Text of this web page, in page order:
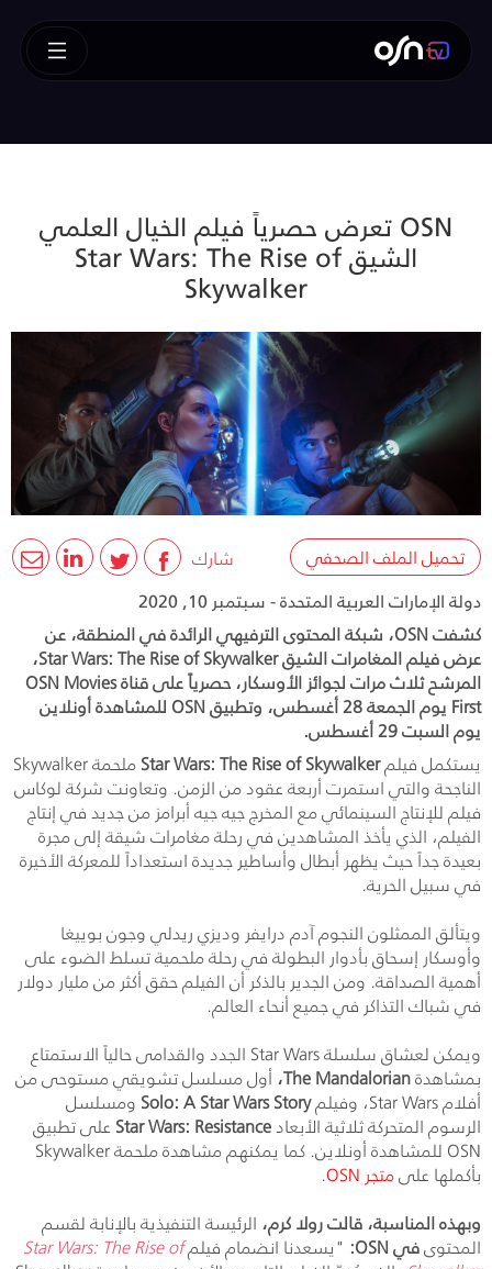
OSN تعرض حصرياً فيلم الخيال العلمي
الشيق Star Wars: The Rise of
Skywalker
شارك
تحميل الملف الصحفي
دولة الإمارات العربية المتحدة - سبتمبر 10, 2020
كشفت OSN، شبكة المحتوى الترفيهي الرائدة في المنطقة، عن
عرض فيلم المغامرات الشيق Star Wars: The Rise of Skywalker،
المرشح ثلاث مرات لجوائز الأوسكار، حصرياً على قناة OSN Movies
First يوم الجمعة 28 أغسطس، وتطبيق OSN للمشاهدة أونلاين
يوم السبت 29 أغسطس.
يستكمل فيلمStar Wars: The Rise of SkywalkerملحمةSkywalker
الناجحة والتي استمرت أربعة عقود من الزمن. وتعاونت شركة لوكاس
فيلم للإنتاج السينمائي مع المخرج جيه جيه أبرامز من جديد في إنتاج
الفيلم، الذي يأخذ المشاهدين في رحلة مغامرات شيقة إلى مجرة
بعيدة جداً حيث يظهر أبطال وأساطير جديدة استعداداً للمعركة الأخيرة
في سبيل الحرية.
ويتألق الممثلون النجوم آدم درايفر وديزي ريدلي وجون بوييغا
وأوسكار إسحاق بأدوار البطولة في رحلة ملحمية تسلط الضوء على
أهمية الصداقة. ومن الجدير بالذكر أن الفيلم حقق أكثر من مليار دولار
في شباك التذاكر في جميع أنحاء العالم.
ويمكن لعشاق سلسلةStar Warsالجدد والقدامى حالياً الاستمتاع
بمشاهدةThe Mandalorian،أول مسلسل تشويقي مستوحى من
أفلامStar Wars، وفيلمSolo: A Star Wars Storyومسلسل
الرسوم المتحركة ثلاثية الأبعادStar Wars: Resistanceعلى تطبيق
OSNللمشاهدة أونلاين. كما يمكنهم مشاهدة ملحمةSkywalker
بأكملها علىمتجر OSN
.
وبهذه المناسبة، قالت رولا كرم،الرئيسة التنفيذية بالإنابة لقسم
المحتوىفيOSN
: "يسعدنا انضمام فيلمStar Wars: The Rise of